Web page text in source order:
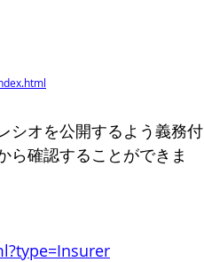
シオを公開するよう義務付
ら確認することができま